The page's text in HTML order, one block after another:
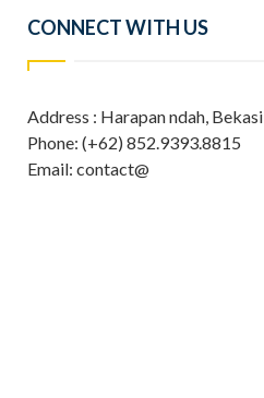
CONNECT WITH US
Address : Harapan ndah, Bekasi
Phone: (+62) 852.9393.8815
Email: contact@